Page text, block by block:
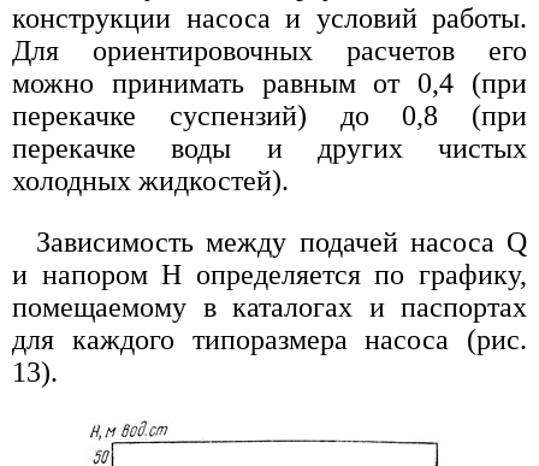
конструкции насоса и условий работы.
Для ориентировочных расчетов его
можно принимать равным от 0,4 (при
перекачке суспензий) до 0,8 (при
перекачке воды и других чистых
холодных жидкостей).
Зависимость между подачей насоса Q
и напором Н определяется по графику,
помещаемому в каталогах и паспортах
для каждого типоразмера насоса (рис.
13).